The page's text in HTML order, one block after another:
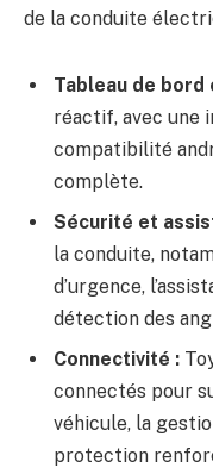
de la conduite
Tableau de bord
réactif, avec une
compatibilité
complète.
Sécurité et
la conduite,
d’urgence,
détection des
Connectivité :
connectés pour
véhicule, la
protection